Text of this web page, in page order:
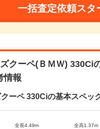
一括査定依頼スタ
クーペ(ＢＭＷ) 330Ci
情報
ーペ 330Ciの基本スペッ
全長4.49m 全高1.37m